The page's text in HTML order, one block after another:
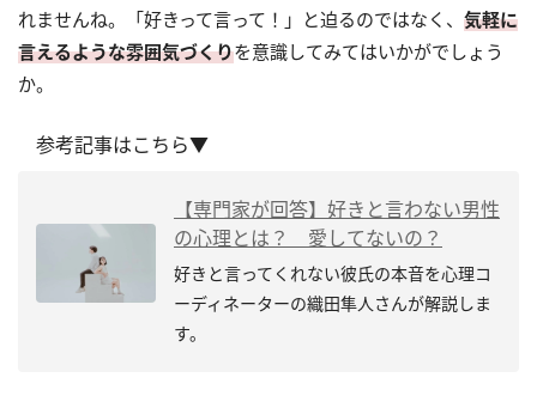
れませんね。「好きって言って！」と迫るのではなく、 気軽に
言えるような雰囲気づくりを意識してみてはいかがでしょう
か。
参考記事はこちら▼
【専門家が回答】好きと言わない男性
の心理とは？ 愛してないの？
好きと言ってくれない彼氏の本音を心理コ
ーディネーターの織田隼人さんが解説しま
す。